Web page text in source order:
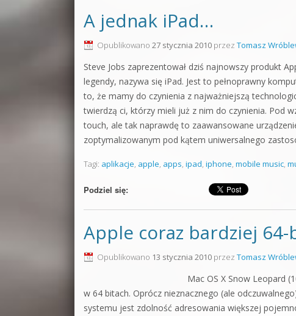
A jednak iPad…
Opublikowano 27 stycznia 2010 przez Tomasz
Steve Jobs zaprezentował dziś najnowszy produkt
legendy, nazywa się iPad. Jest to pełnoprawny
to, że mamy do czynienia z najważniejszą
twierdzą ci, którzy mieli już z nim do czynienia. Pod
touch, ale tak naprawdę to zaawansowane
zoptymalizowanym pod kątem uniwersalnego
Tagi: aplikacje, apple, apps, ipad, iphone, mobile music,
Podziel się:
Apple coraz bardziej
Opublikowano 13 stycznia 2010 przez Tomasz
Mac OS X Snow Leopard
w 64 bitach. Oprócz nieznacznego (ale
systemu jest zdolność adresowania większej